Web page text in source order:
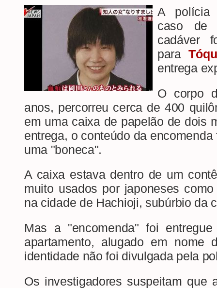
A polícia
caso de
cadáver
paraTó
entrega
O corpo
anos, percorreu cerca de 400
em uma caixa de papelão de dois
entrega, o conteúdo da
uma "boneca".
A caixa estava dentro de um
muito usados por japoneses
na cidade de Hachioji, subúrbio da
Mas a "encomenda" foi
apartamento, alugado em nome
identidade não foi divulgada pela
Os investigadores suspeitam que